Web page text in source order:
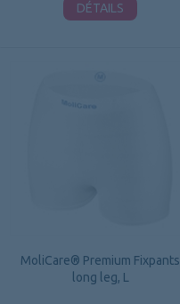
DÉTAILS
MoliCare® Premium Fixpants
long leg, L